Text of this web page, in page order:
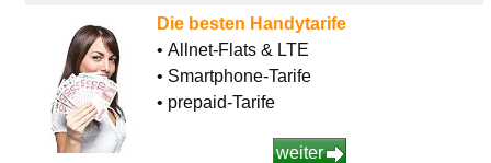
Die besten Handytarife
• Allnet-Flats & LTE
• Smartphone-Tarife
• prepaid-Tarife
weiter